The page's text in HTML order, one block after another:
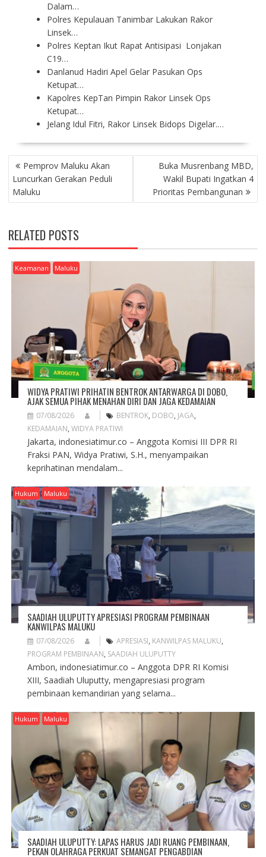
Dalam…
Polres Kepulauan Tanimbar Lakukan Rakor
Linsek…
Polres Keptan Ikut Rapat Antisipasi Lonjakan
C19…
Danlanud Hadiri Apel Gelar Pasukan Ops
Ketupat…
Kapolres KepTan Pimpin Rakor Linsek Ops
Ketupat…
Jelang Idul Fitri, Rakor Linsek Bidops Digelar.…
P
O
S
T
A
V
I
G
A
Pemprov Maluku Akan
Luncurkan Gerakan Peduli
Maluku
Buka Musrenbang MBD,
Wakil Bupati Ingatkan 4
Prioritas Pembangunan
RELATED POSTS
Keamanan Maluku
WIDYA PRATIWI PRIHATIN BENTROK ANTARWARGA DI DOBO,
AJAK SEMUA PIHAK MENAHAN DIRI DAN JAGA KEDAMAIAN
07/08/2026 BENTROK, DOBO, JAGA,
KEDAMAIAN, WIDYA PRATIWI
Jakarta, indonesiatimur.co – Anggota Komisi III DPR RI
Fraksi PAN, Widya Pratiwi, S.H., menyampaikan
keprihatinan mendalam...
Hukum Maluku
SAADIAH ULUPUTTY APRESIASI PROGRAM PEMBINAAN
KANWILPAS MALUKU
07/08/2026 APRESIASI, KANWILPAS MALUKU,
PROGRAM PEMBINAAN, SAADIAH ULUPUTTY
Ambon, indonesiatimur.co – Anggota DPR RI Komisi
XIII, Saadiah Uluputty, mengapresiasi program
pembinaan kemandirian yang selama...
Hukum Maluku
SAADIAH ULUPUTTY: LAPAS HARUS JADI RUANG PEMBINAAN,
PEKAN OLAHRAGA PERKUAT SEMANGAT PENGABDIAN